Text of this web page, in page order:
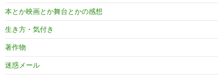
本とか映画とか舞台とかの感想
生き方・気付き
著作物
迷惑メール